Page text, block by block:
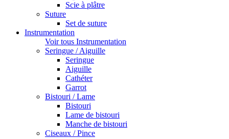
Scie à plâtre
Suture
Set de suture
Instrumentation
Voir tous Instrumentation
Seringue / Aiguille
Seringue
Aiguille
Cathéter
Garrot
Bistouri / Lame
Bistouri
Lame de bistouri
Manche de bistouri
Ciseaux / Pince